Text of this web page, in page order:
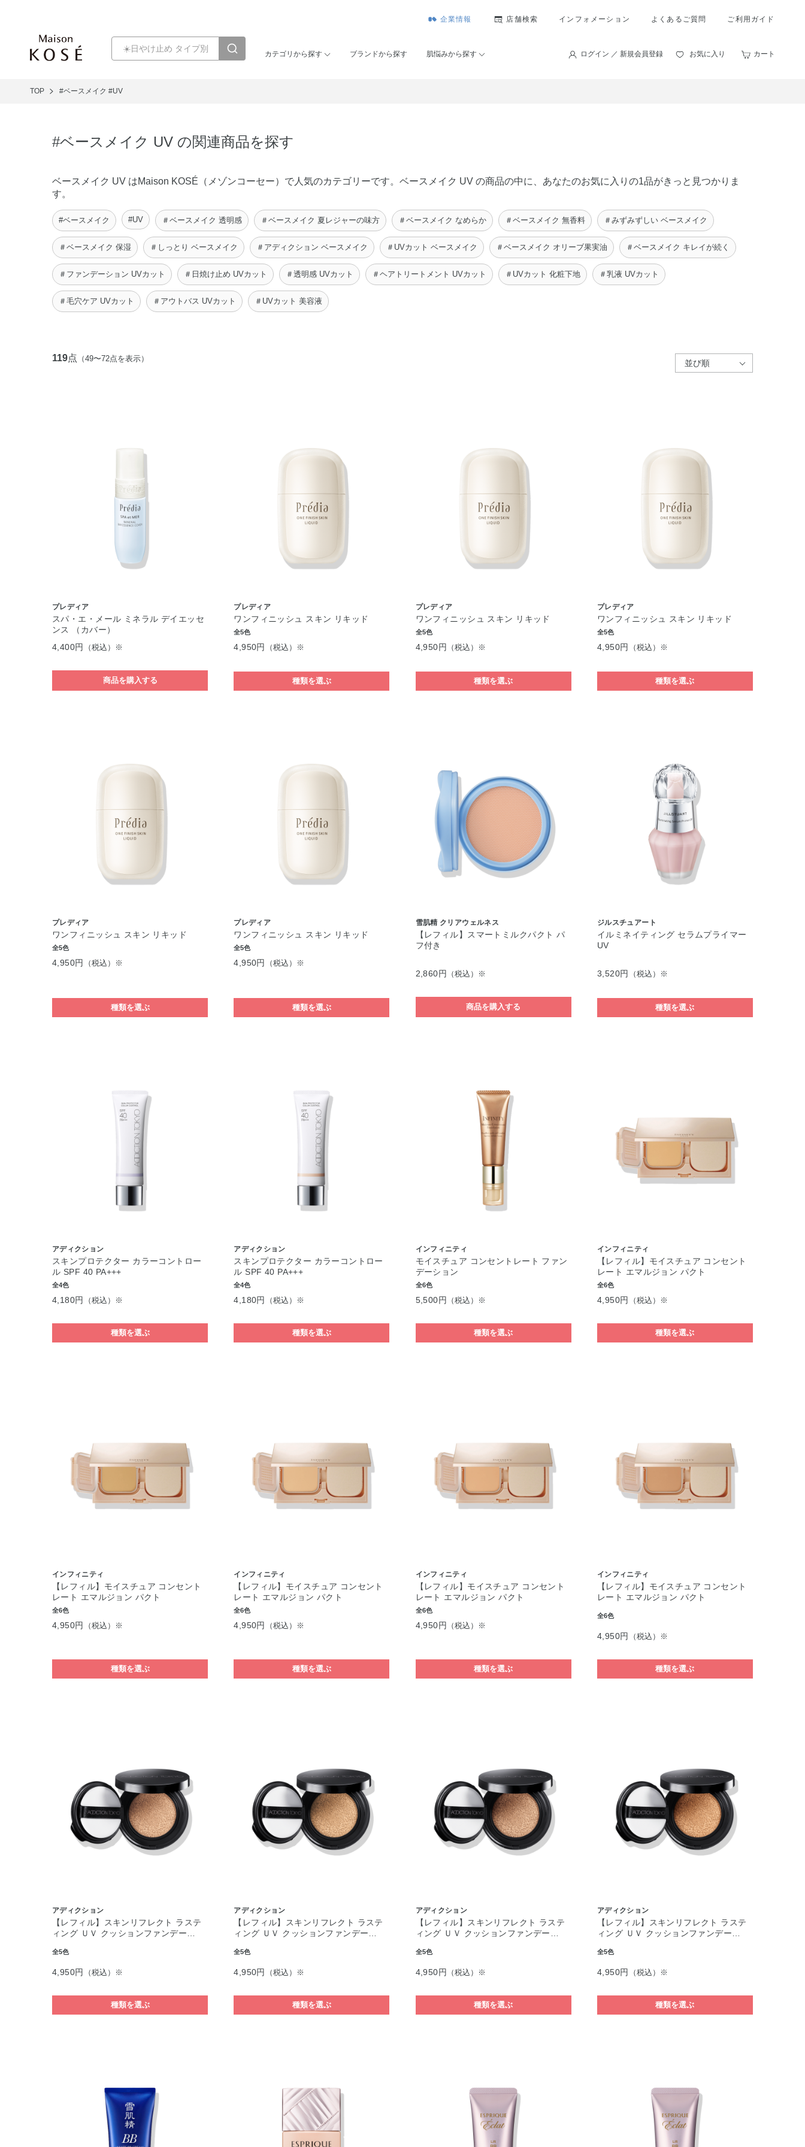
企業情報 店舗検索 インフォメーション よくあるご質問 ご利用ガイド
カテゴリから探す ブランドから探す 肌悩みから探す ログイン ／ 新規会員登録 お気に入り カート
TOP #ベースメイク #UV
#ベースメイク UV の関連商品を探す
ベースメイク UV はMaison KOSÉ（メゾンコーセー）で人気のカテゴリーです。ベースメイク UV の商品の中に、あなたのお気に入りの1品がきっと見つかりま
す。
#ベースメイク #UV ＃ベースメイク 透明感 ＃ベースメイク 夏レジャーの味方 ＃ベースメイク なめらか ＃ベースメイク 無香料 ＃みずみずしい ベースメイク
＃ベースメイク 保湿 ＃しっとり ベースメイク ＃アディクション ベースメイク ＃UVカット ベースメイク ＃ベースメイク オリーブ果実油 ＃ベースメイク キレイが続く
＃ファンデーション UVカット ＃日焼け止め UVカット ＃透明感 UVカット ＃ヘアトリートメント UVカット ＃UVカット 化粧下地 ＃乳液 UVカット
＃毛穴ケア UVカット ＃アウトバス UVカット ＃UVカット 美容液
119点 （49〜72点を表示）
プレディア
スパ・エ・メール ミネラル デイエッセ
ンス （カバー）
4,400円
（税込）※
商品を購入する
プレディア
ワンフィニッシュ スキン リキッド
全5色
4,950円 （税込）※
種類を選ぶ
プレディア
ワンフィニッシュ スキン リキッド
全5色
4,950円 （税込）※
種類を選ぶ
プレディア
ワンフィニッシュ スキン リキッド
全5色
4,950円 （税込）※
種類を選ぶ
プレディア
ワンフィニッシュ スキン リキッド
全5色
4,950円 （税込）※
種類を選ぶ
プレディア
ワンフィニッシュ スキン リキッド
全5色
4,950円 （税込）※
種類を選ぶ
雪肌精 クリアウェルネス
【レフィル】スマートミルクパクト パ
フ付き
2,860円 （税込）※
商品を購入する
ジルスチュアート
イルミネイティング セラムプライマー
UV
3,520円 （税込）※
種類を選ぶ
アディクション
スキンプロテクター カラーコントロー
ル SPF 40 PA+++
全4色
4,180円 （税込）※
種類を選ぶ
アディクション
スキンプロテクター カラーコントロー
ル SPF 40 PA+++
全4色
4,180円 （税込）※
種類を選ぶ
インフィニティ
モイスチュア コンセントレート ファン
デーション
全6色
5,500円 （税込）※
種類を選ぶ
インフィニティ
【レフィル】モイスチュア コンセント
レート エマルジョン パクト
全6色
4,950円 （税込）※
種類を選ぶ
インフィニティ
【レフィル】モイスチュア コンセント
レート エマルジョン パクト
全6色
4,950円 （税込）※
種類を選ぶ
インフィニティ
【レフィル】モイスチュア コンセント
レート エマルジョン パクト
全6色
4,950円 （税込）※
種類を選ぶ
インフィニティ
【レフィル】モイスチュア コンセント
レート エマルジョン パクト
全6色
4,950円 （税込）※
種類を選ぶ
インフィニティ
【レフィル】モイスチュア コンセント
レート エマルジョン パクト
全6色
4,950円 （税込）※
種類を選ぶ
アディクション
【レフィル】スキンリフレクト ラステ
ィング ＵＶ クッションファンデー…
全5色
4,950円 （税込）※
種類を選ぶ
アディクション
【レフィル】スキンリフレクト ラステ
ィング ＵＶ クッションファンデー…
全5色
4,950円 （税込）※
種類を選ぶ
アディクション
【レフィル】スキンリフレクト ラステ
ィング ＵＶ クッションファンデー…
全5色
4,950円 （税込）※
種類を選ぶ
アディクション
【レフィル】スキンリフレクト ラステ
ィング ＵＶ クッションファンデー…
全5色
4,950円 （税込）※
種類を選ぶ